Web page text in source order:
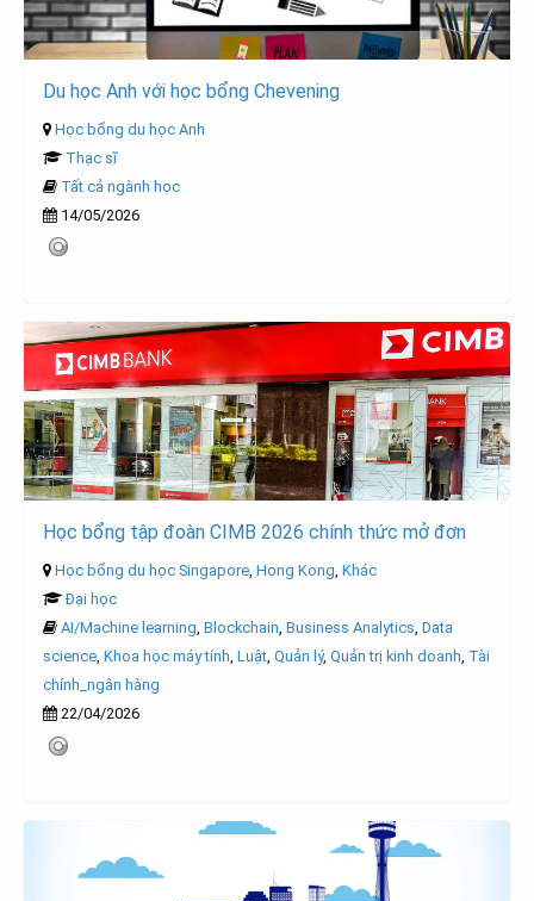
Du học Anh với học bổng Chevening
Học bổng du học Anh
Thạc sĩ
Tất cả ngành học
14/05/2026
Học bổng tập đoàn CIMB 2026 chính thức mở đơn
Học bổng du học Singapore, Hong Kong, Khác
Đại học
AI/Machine learning, Blockchain, Business Analytics, Data
science, Khoa học máy tính, Luật, Quản lý, Quản trị kinh doanh, Tài
chính_ngân hàng
22/04/2026